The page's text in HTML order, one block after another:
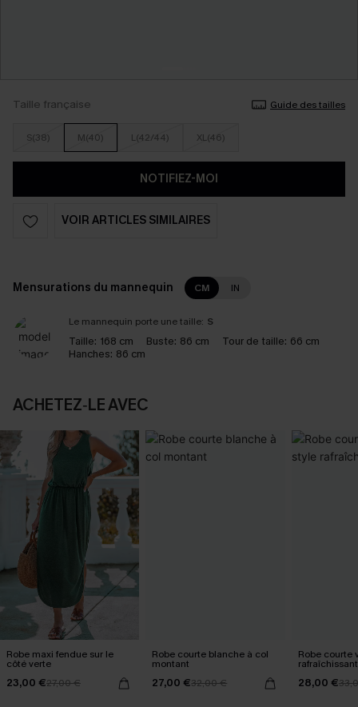
Taille française Guide des tailles
S(38) M(40) L(42/44) XL(46)
NOTIFIEZ-MOI
VOIR ARTICLES SIMILAIRES
Mensurations du mannequin CM IN
Le mannequin porte une taille: S
Taille: 168 cm Buste: 86 cm Tour de taille: 66 cm
Hanches: 86 cm
ACHETEZ‑LE AVEC
Robe maxi fendue sur le
côté verte
23,00 €27,00 €
Robe courte blanche à col
montant
27,00 €32,00 €
Robe courte
rafraîchissant
28,00 €